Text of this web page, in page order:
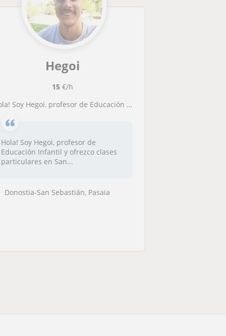
Hegoi
15 €/h
Hegoi, profesor de Educación Infantil y ofrezco clases particulares en San Sebastian de cualquier asignatura para alumnos de primaria o ESO. Tengo amplia experiencia impartiendo clases particulares a alumnos de hasta tercero de la ESO. Para cual
Hola! Soy Hegoi, profesor de
Educación Infantil y ofrezco clases
particulares en San...
Donostia-San Sebastián, Pasaia